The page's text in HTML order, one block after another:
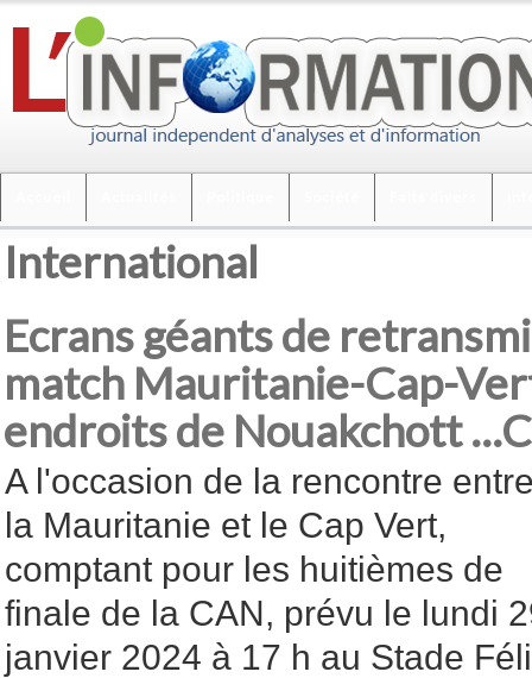
International
Ecrans géants de
match Mauritanie-Cap-
endroits de Nouakchott
A l'occasion de la rencontre
la Mauritanie et le Cap Vert,
comptant pour les huitièmes de
finale de la CAN, prévu le lundi
janvier 2024 à 17 h au Stade